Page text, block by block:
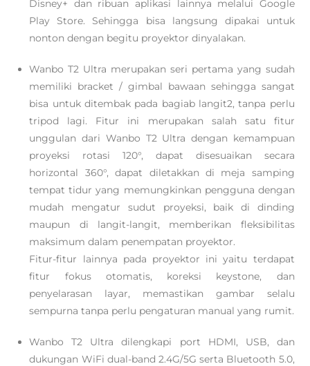
Disney+ dan ribuan aplikasi lainnya melalui Google
Play Store. Sehingga bisa langsung dipakai untuk
nonton dengan begitu proyektor dinyalakan.
Wanbo T2 Ultra merupakan seri pertama yang sudah
memiliki bracket / gimbal bawaan sehingga sangat
bisa untuk ditembak pada bagiab langit2, tanpa perlu
tripod lagi. Fitur ini merupakan salah satu fitur
unggulan dari Wanbo T2 Ultra dengan kemampuan
proyeksi rotasi 120°, dapat disesuaikan secara
horizontal 360°, dapat diletakkan di meja samping
tempat tidur yang memungkinkan pengguna dengan
mudah mengatur sudut proyeksi, baik di dinding
maupun di langit-langit, memberikan fleksibilitas
maksimum dalam penempatan proyektor.
Fitur-fitur lainnya pada proyektor ini yaitu terdapat
fitur fokus otomatis, koreksi keystone, dan
penyelarasan layar, memastikan gambar selalu
sempurna tanpa perlu pengaturan manual yang rumit.
Wanbo T2 Ultra dilengkapi port HDMI, USB, dan
dukungan WiFi dual-band 2.4G/5G serta Bluetooth 5.0,